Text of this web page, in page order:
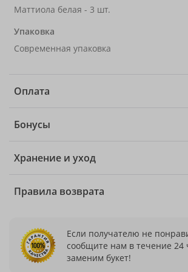
Маттиола белая - 3 шт.
Упаковка
Современная упаковка
Оплата
Бонусы
Хранение и уход
Правила возврата
Если получателю не
сообщите нам в течение 24
заменим букет!